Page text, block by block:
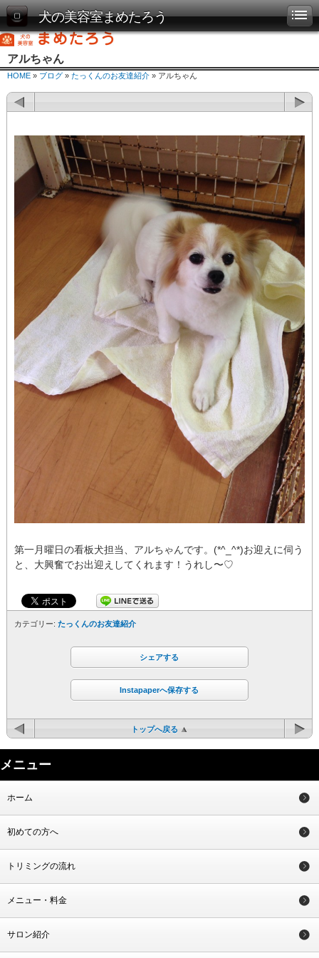
犬の美容室まめたろう
アルちゃん
HOME » ブログ » たっくんのお友達紹介 » アルちゃん
第一月曜日の看板犬担当、アルちゃんです。(*^_^*)お迎えに伺う
と、大興奮でお出迎えしてくれます！うれし〜♡
カテゴリー: たっくんのお友達紹介
シェアする
Instapaperへ保存する
トップへ戻る
メニュー
ホーム
初めての方へ
トリミングの流れ
メニュー・料金
サロン紹介